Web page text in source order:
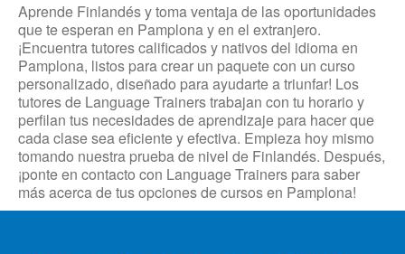
Aprende Finlandés y toma ventaja de las oportunidades
que te esperan en Pamplona y en el extranjero.
¡Encuentra tutores calificados y nativos del idioma en
Pamplona, listos para crear un paquete con un curso
personalizado, diseñado para ayudarte a triunfar! Los
tutores de Language Trainers trabajan con tu horario y
perfilan tus necesidades de aprendizaje para hacer que
cada clase sea eficiente y efectiva. Empieza hoy mismo
tomando nuestra prueba de nivel de Finlandés. Después,
¡ponte en contacto con Language Trainers para saber
más acerca de tus opciones de cursos en Pamplona!